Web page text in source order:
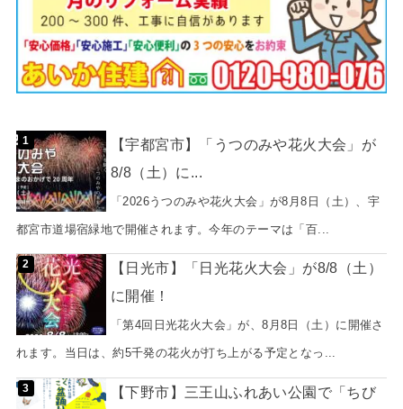
【宇都宮市】「うつのみや花火大会」が
8/8（土）に...
「2026うつのみや花火大会」が8月8日（土）、宇
都宮市道場宿緑地で開催されます。今年のテーマは「百...
【日光市】「日光花火大会」が8/8（土）
に開催！
「第4回日光花火大会」が、8月8日（土）に開催さ
れます。当日は、約5千発の花火が打ち上がる予定となっ...
【下野市】三王山ふれあい公園で「ちび